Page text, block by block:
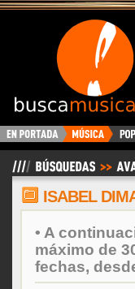
BuscaMusica.es
ISABEL
• A
máximo de
fechas,